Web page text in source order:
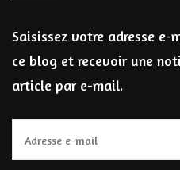
Saisissez votre adresse
ce blog et recevoir une
article par e-mail.
e-